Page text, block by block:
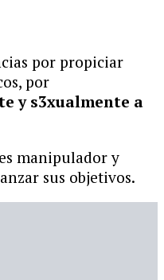
por propiciar
por
y s3xualmente a
manipulador y
sus objetivos.